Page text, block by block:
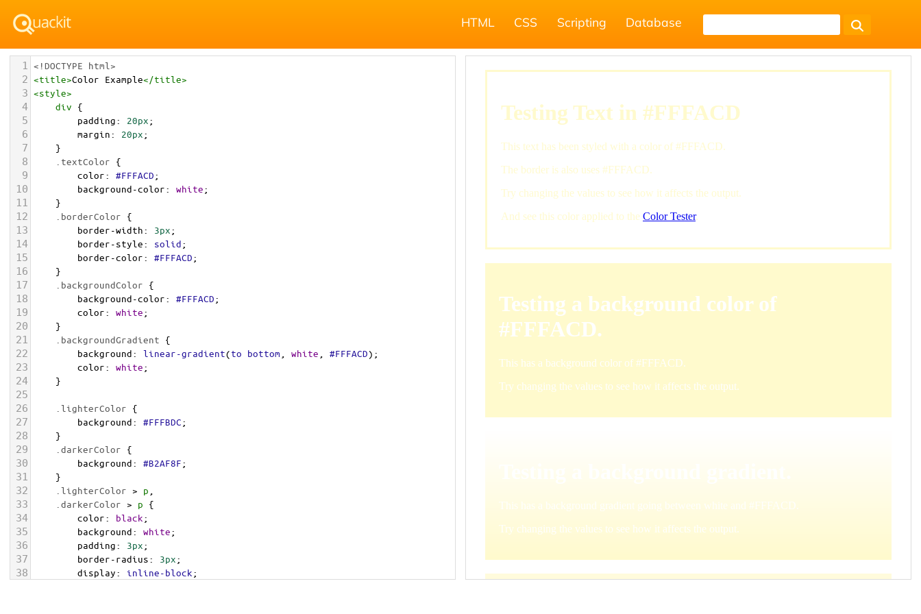
HTML CSS Scripting Database
1 <!DOCTYPE html>
2 <title>Color Example</title>
3 <style>
4 div {
5 padding: 20px;
6 margin: 20px;
7 }
8 .textColor {
9 color: #FFFACD;
10 background-color: white;
11 }
12 .borderColor {
13 border-width: 3px;
14 border-style: solid;
15 border-color: #FFFACD;
16 }
17 .backgroundColor {
18 background-color: #FFFACD;
19 color: white;
20 }
21 .backgroundGradient {
22 background: linear-gradient(to bottom white #FFFACD);
23 color: white;
24 }
25
26
.lighterColor {
27 background: #FFFBDC;
28 }
29 .darkerColor {
30 background: #B2AF8F;
31 }
32 .lighterColor > p
33 .darkerColor > p {
34 color: black;
35 background: white;
36 padding: 3px;
37 border-radius: 3px;
38 display: inline-block;